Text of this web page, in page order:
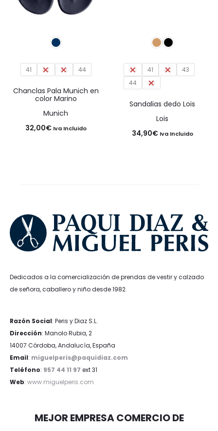
41 42 43 44
Chanclas Pala Munich en
color Marino
Munich
32,00€ Iva Incluido
40 41 42
43
44
45
Sandalias dedo Lois
Lois
34,90€ Iva Incluido
Dedicados a la comercialización de prendas de vestir y calzado
de señora, caballero y niño desde 1982.
Razón Social: Peris y Diaz S.L.
Dirección: Manolo Rubia, 2
14007 Córdoba, Andalucía, España
Email: miguelperis@paquidiaz.com
Teléfono: 957 44 11 97 ext 31
Web: www.miguelperis.com
MEJOR EMPRESA COMERCIO DE